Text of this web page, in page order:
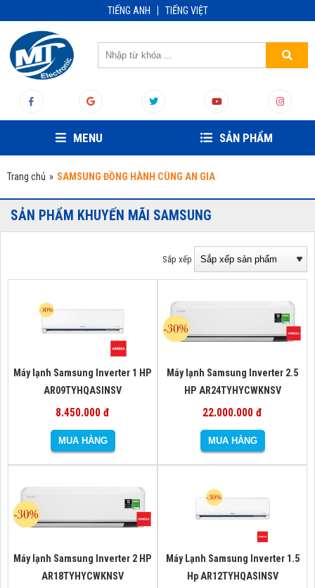
TIẾNG ANH TIẾNG VIỆT
MENU SẢN PHẨM
Trang chủ » SAMSUNG ĐỒNG HÀNH CÙNG AN GIA
SẢN PHẨM KHUYẾN MÃI SAMSUNG
Sắp xếp
Máy lạnh Samsung Inverter 1 HP
AR09TYHQASINSV
8.450.000 đ
Máy lạnh Samsung Inverter 2.5
HP AR24TYHYCWKNSV
22.000.000 đ
Máy lạnh Samsung Inverter 2 HP
AR18TYHYCWKNSV
Máy Lạnh Samsung Inverter 1.5
Hp AR12TYHQASINSV